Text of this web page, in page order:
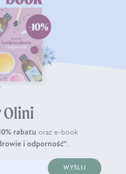
Olini
rabatu oraz e-book
i odporność".
WYŚLIJ